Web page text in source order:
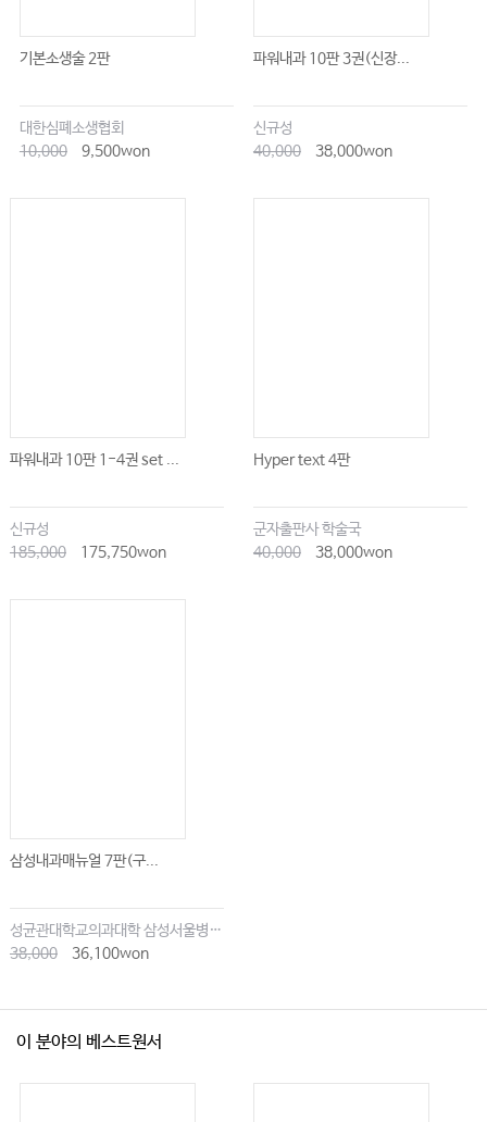
기본소생술 2판
대한심폐소생협회
10,000
9,500won
파워내과 10판 3권(신장...
신규성
40,000
38,000won
파워내과 10판 1-4권 set ...
신규성
185,000
175,750won
Hyper text 4판
군자출판사 학술국
40,000
38,000won
삼성내과매뉴얼 7판(구...
성균관대학교의과대학 삼성서울병원내과
38,000
36,100won
이 분야의 베스트원서